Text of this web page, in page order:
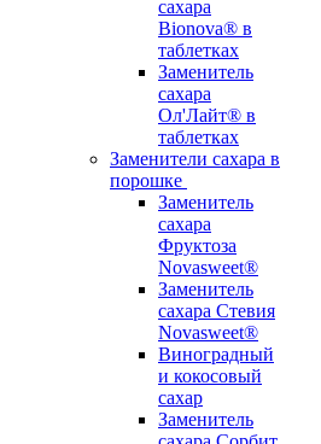
сахара
Bionova® в
таблетках
Заменитель
сахара
Ол'Лайт® в
таблетках
Заменители сахара в
порошке
Заменитель
сахара
Фруктоза
Novasweet®
Заменитель
сахара Стевия
Novasweet®
Виноградный
и кокосовый
сахар
Заменитель